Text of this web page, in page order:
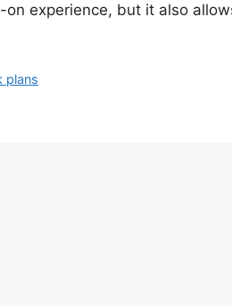
experience, but it also
plans